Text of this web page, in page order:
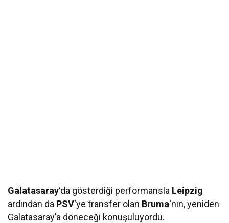
Galatasaray‘da gösterdiği performansla Leipzig
ardından da PSV‘ye transfer olan Bruma‘nın, yeniden
Galatasaray’a döneceği konuşuluyordu.